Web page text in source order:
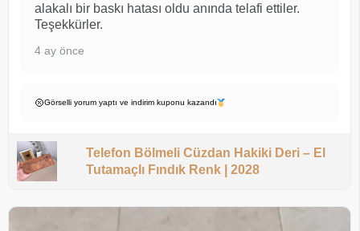
alakalı bir baskı hatası oldu anında telafi ettiler.
Teşekkürler.
4 ay önce
Görselli yorum yaptı ve indirim kuponu kazandı
Telefon Bölmeli Cüzdan Hakiki Deri – El
Tutamaçlı Fındık Renk | 2028